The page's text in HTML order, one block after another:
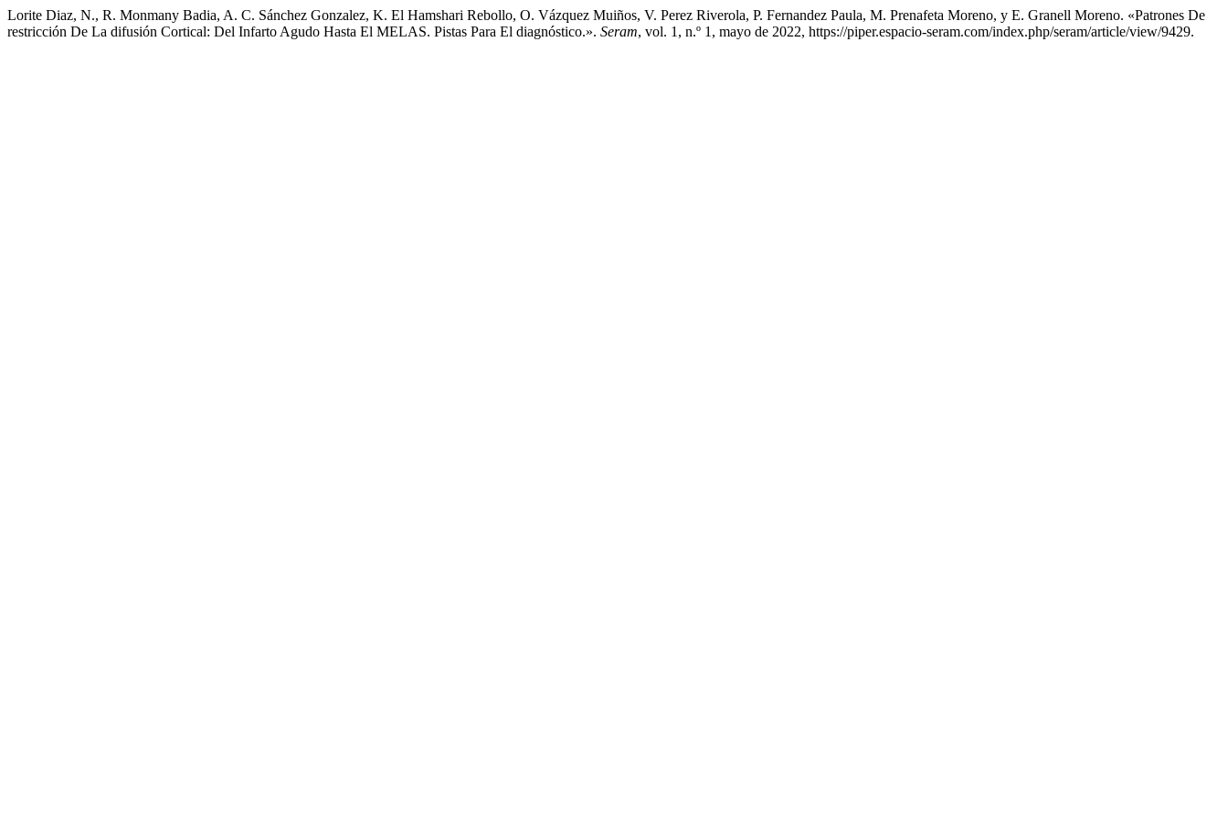
Lorite Diaz, N., R. Monmany Badia, A. C. Sánchez Gonzalez, K. El Hamshari Rebollo, O. Vázquez Muiños, V. Perez Riverola, P. Fernandez Paula, M. Prenafeta Moreno, y E. Granell Moreno. «Patrones De
restricción De La difusión Cortical: Del Infarto Agudo Hasta El MELAS. Pistas Para El diagnóstico.». Seram, vol. 1, n.º 1, mayo de 2022, https://piper.espacio-seram.com/index.php/seram/article/view/9429.